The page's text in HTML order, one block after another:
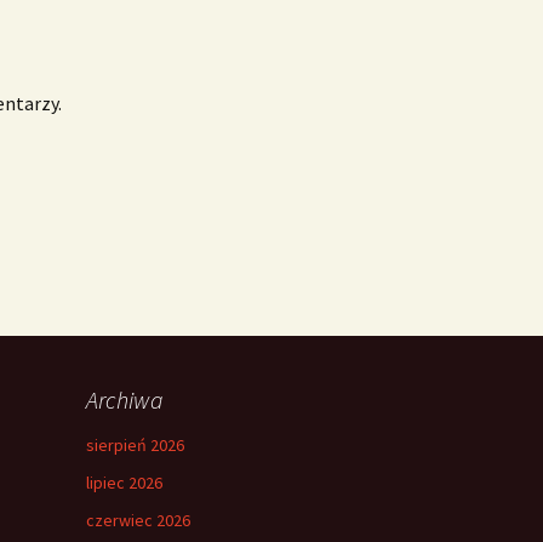
Archiwa
sierpień 2026
lipiec 2026
czerwiec 2026